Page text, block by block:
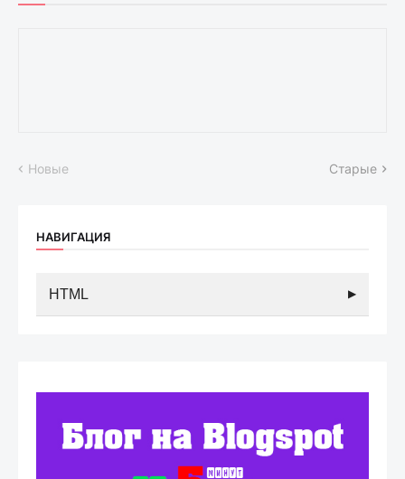
Новые Старые
НАВИГАЦИЯ
HTML ▶